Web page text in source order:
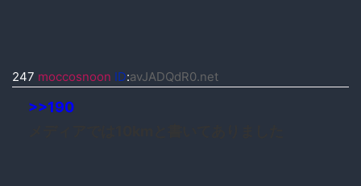
247 moccosnoon ID:avJADQdR0.net
>>190